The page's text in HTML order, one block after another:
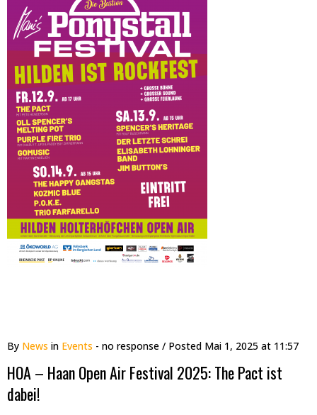
By News in Events - no response / Posted Mai 1, 2025 at 11:57
HOA – Haan Open Air Festival 2025: The Pact ist
dabei!